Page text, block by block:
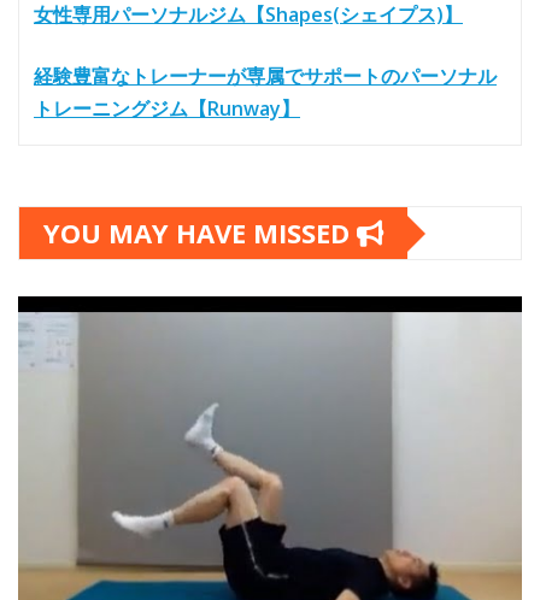
女性専用パーソナルジム【Shapes(シェイプス)】
経験豊富なトレーナーが専属でサポートのパーソナル
トレーニングジム【Runway】
YOU MAY HAVE MISSED